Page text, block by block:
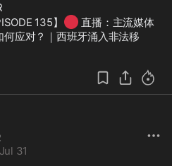
135】 🔴 直播：主流媒体
应对？｜西班牙涌入非法移
Jul 31